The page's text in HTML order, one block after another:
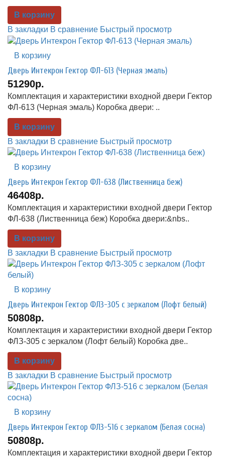
В корзину
В закладки В сравнение Быстрый просмотр
В корзину
Дверь Интекрон Гектор ФЛ-613 (Черная эмаль)
51290р.
Комплектация и характеристики входной двери Гектор
ФЛ-613 (Черная эмаль) Коробка двери: ..
В корзину
В закладки В сравнение Быстрый просмотр
В корзину
Дверь Интекрон Гектор ФЛ-638 (Лиственница беж)
46408р.
Комплектация и характеристики входной двери Гектор
ФЛ-638 (Лиственница беж) Коробка двери:&nbs..
В корзину
В закладки В сравнение Быстрый просмотр
В корзину
Дверь Интекрон Гектор ФЛЗ-305 с зеркалом (Лофт белый)
50808р.
Комплектация и характеристики входной двери Гектор
ФЛЗ-305 с зеркалом (Лофт белый) Коробка две..
В корзину
В закладки В сравнение Быстрый просмотр
В корзину
Дверь Интекрон Гектор ФЛЗ-516 с зеркалом (Белая сосна)
50808р.
Комплектация и характеристики входной двери Гектор